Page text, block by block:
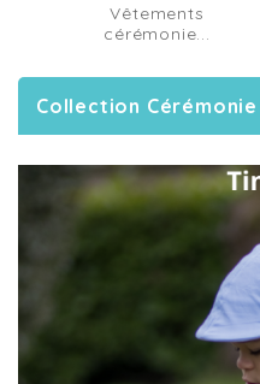
Vêtements
cérémonie...
Collection